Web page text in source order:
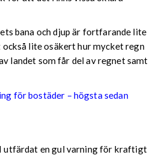
bana och djup är fortfarande lite
också lite osäkert hur mycket regn
landet som får del av regnet samt
för bostäder – högsta sedan
utfärdat en gul varning för kraftigt